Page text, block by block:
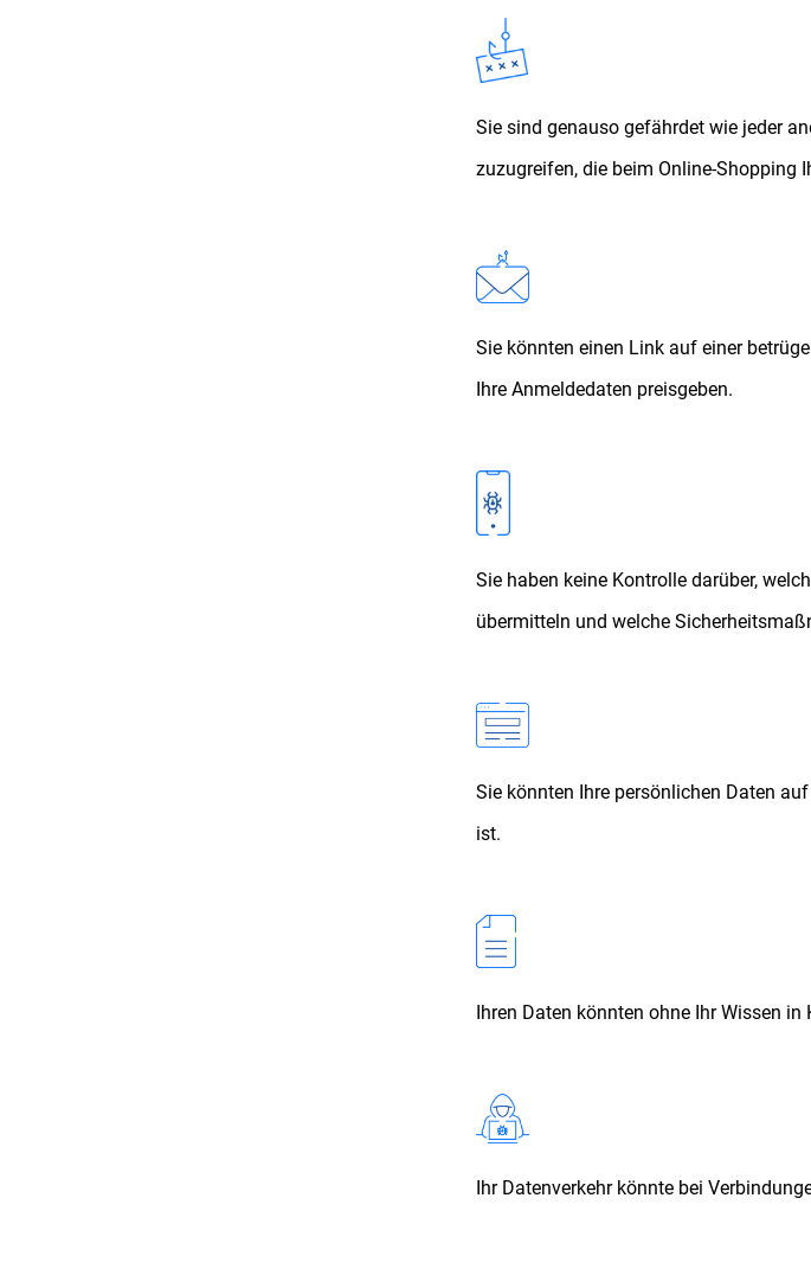
Sie sind genauso gefährdet wie jeder
zuzugreifen, die beim Online-Shopping
Sie könnten einen Link auf einer
Ihre Anmeldedaten preisgeben.
Sie haben keine Kontrolle darüber,
übermitteln und welche
Sie könnten Ihre persönlichen Daten
ist.
Ihren Daten könnten ohne Ihr Wissen
Ihr Datenverkehr könnte bei